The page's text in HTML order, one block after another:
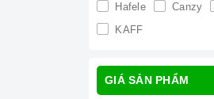
Hafele
Canzy
KAFF
GIÁ SẢN PHẨM